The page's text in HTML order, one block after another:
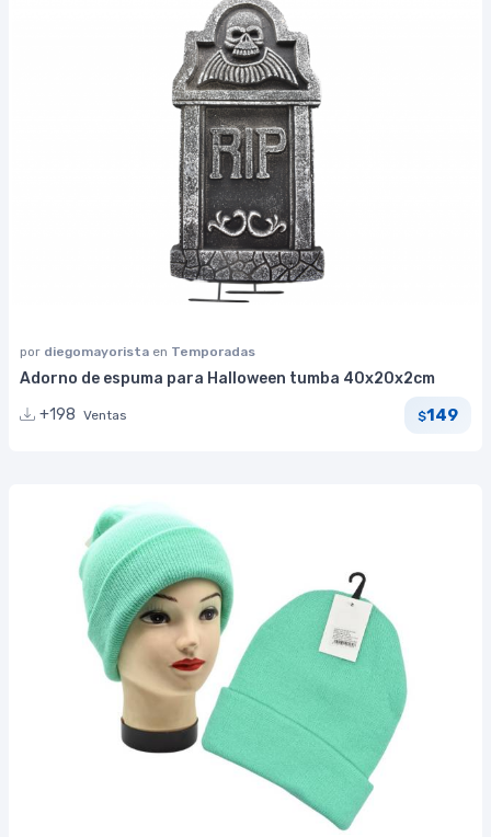
por diegomayorista en Temporadas
Adorno de espuma para Halloween tumba 40x20x2cm
+198 Ventas $149